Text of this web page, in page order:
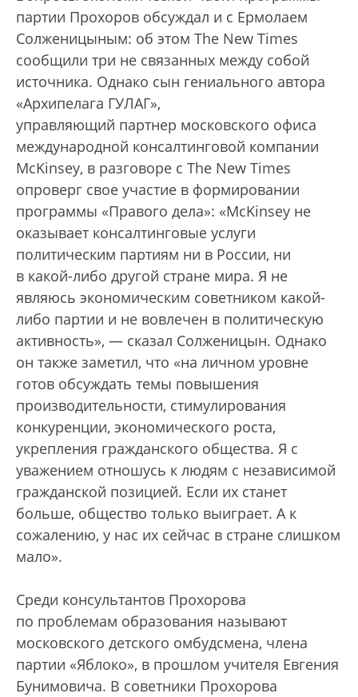
партии Прохоров обсуждал и с Ермолаем
Солженицыным: об этом The New Times
сообщили три не связанных между собой
источника. Однако сын гениального автора
«Архипелага ГУЛАГ»,
управляющий партнер московского офиса
международной консалтинговой компании
McKinsey, в разговоре с The New Times
опроверг свое участие в формировании
программы «Правого дела»: «McKinsey не
оказывает консалтинговые услуги
политическим партиям ни в России, ни
в какой-либо другой стране мира. Я не
являюсь экономическим советником какой-
либо партии и не вовлечен в политическую
активность», — сказал Солженицын. Однако
он также заметил, что «на личном уровне
готов обсуждать темы повышения
производительности, стимулирования
конкуренции, экономического роста,
укрепления гражданского общества. Я с
уважением отношусь к людям с независимой
гражданской позицией. Если их станет
больше, общество только выиграет. А к
сожалению, у нас их сейчас в стране слишком
мало».
Среди консультантов Прохорова
по проблемам образования называют
московского детского омбудсмена, члена
партии «Яблоко», в прошлом учителя Евгения
Бунимовича. В советники Прохорова